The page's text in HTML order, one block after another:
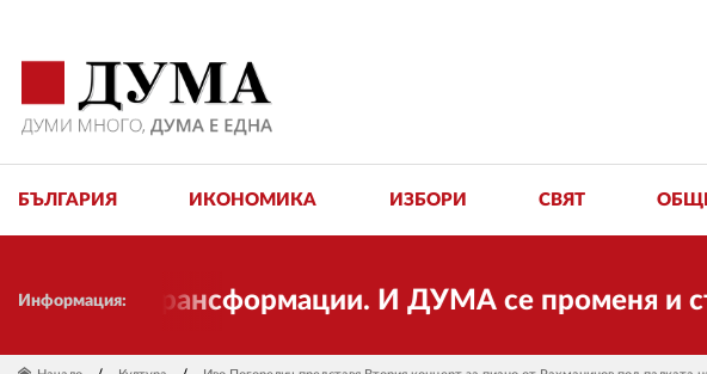
БЪЛГАРИЯ ИКОНОМИКА ИЗБОРИ СВЯТ
Информация:
трансформации. И ДУМА се променя и става